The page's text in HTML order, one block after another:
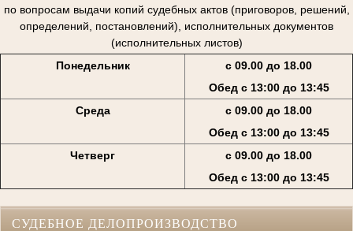
по вопросам выдачи копий судебных актов (приговоров, решений,
определений, постановлений), исполнительных документов
(исполнительных листов)
Понедельник
с 09.00 до 18.00
Обед с 13:00 до 13:45
Среда
с 09.00 до 18.00
Обед с 13:00 до 13:45
Четверг
с 09.00 до 18.00
Обед с 13:00 до 13:45
СУДЕБНОЕ ДЕЛОПРОИЗВОДСТВО